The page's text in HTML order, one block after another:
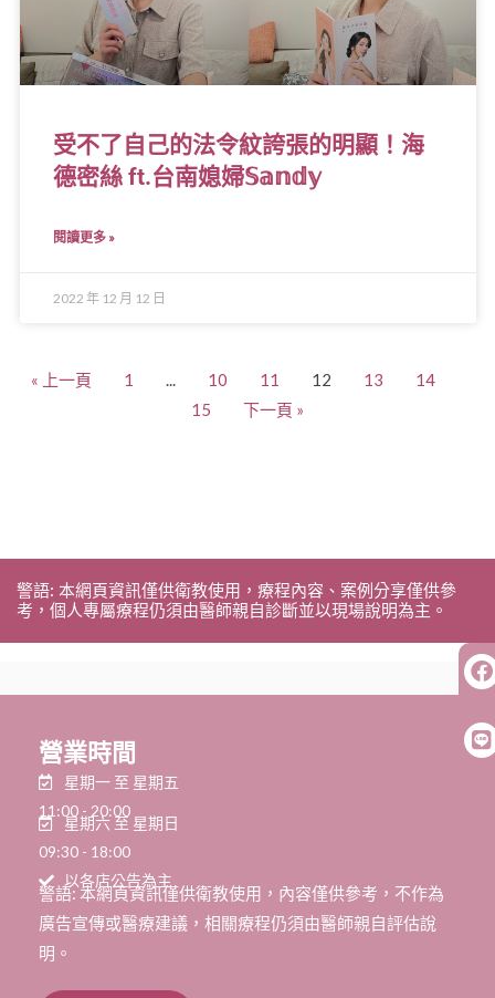
受不了自己的法令紋誇張的明顯！海
德密絲 ft.台南媳婦𝕊𝕒𝕟𝕕𝕪
閱讀更多 »
2022 年 12 月 12 日
« 上一頁 1 ... 10 11 12 13
14
15
下一頁 »
警語: 本網頁資訊僅供衛教使用，療程內容、案例分享僅供參
考，個人專屬療程仍須由醫師親自診斷並以現場說明為主。
營業時間
星期一 至 星期五
11:00 - 20:00
星期六 至 星期日
09:30 - 18:00
以各店公告為主
警語: 本網頁資訊僅供衛教使用，內容僅供參考，不作為
廣告宣傳或醫療建議，相關療程仍須由醫師親自評估說
明。